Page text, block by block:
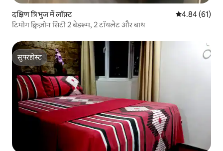
दक्षिण त्रिभुज में लॉफ़्ट औसत रेटिंग 5 में
4.84 (61)
टिमोग क्विज़ोन सिटी 2 बेडरूम, 2 टॉयलेट और बाथ
सुपरहोस्ट
सुपरहोस्ट